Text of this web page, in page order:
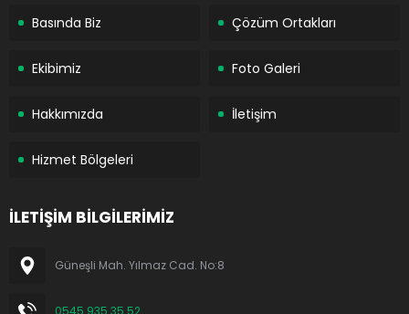
Basında Biz Çözüm Ortakları
Ekibimiz Foto Galeri
Hakkımızda İletişim
Hizmet Bölgeleri
İLETİŞİM BİLGİLERİMİZ
Güneşli Mah. Yılmaz Cad. No:8
0545 935 35 52